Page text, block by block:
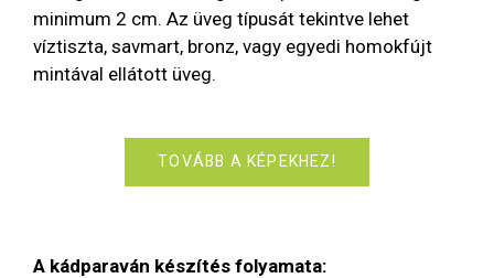
minimum 2 cm. Az üveg típusát tekintve lehet
víztiszta, savmart, bronz, vagy egyedi homokfújt
mintával ellátott üveg.
TOVÁBB A KÉPEKHEZ!
A kádparaván készítés folyamata: